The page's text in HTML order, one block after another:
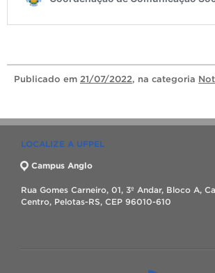
Publicado em 21/07/2022, na categoria
LOCALIZE A UFPEL
Campus Anglo
Rua Gomes Carneiro, 01, 3º Andar, Bloco A,
Centro, Pelotas-RS, CEP 96010-610